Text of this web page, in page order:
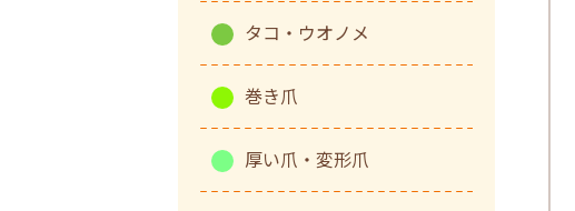
タコ・ウオノメ
巻き爪
厚い爪・変形爪